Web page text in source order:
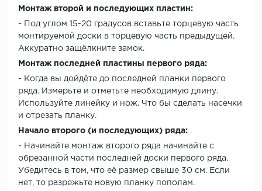
Монтаж второй и последующих пластин:
- Под углом 15-20 градусов вставьте торцевую часть
монтируемой доски в торцевую часть предыдущей.
Аккуратно защёлкните замок.
Монтаж последней пластины первого ряда:
- Когда вы дойдёте до последней планки первого
ряда. Измерьте и отметьте необходимую длину.
Используйте линейку и нож. Что бы сделать насечки
и отрезать планку.
Начало второго (и последующих) ряда:
- Начинайте монтаж второго ряда начинайте с
обрезанной части последней доски первого ряда.
Убедитесь в том, что её размер свыше 30 см. Если
нет, то разрежьте новую планку пополам.